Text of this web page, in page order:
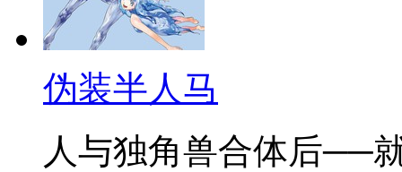
伪装半人马
人与独角兽合体后──